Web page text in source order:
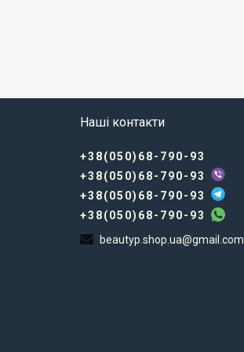
Наші контакти
+38(050)68-790-93
+38(050)68-790-93
+38(050)68-790-93
+38(050)68-790-93
beautyp.shop.ua@gmail.com